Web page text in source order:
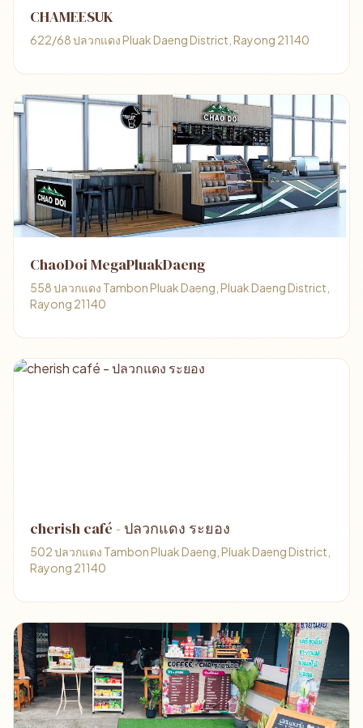
CHAMEESUK
622/68 ปลวกแดง Pluak Daeng District, Rayong 21140
ChaoDoi MegaPluakDaeng
558 ปลวกแดง Tambon Pluak Daeng, Pluak Daeng District,
Rayong 21140
cherish café - ปลวกแดง ระยอง
502 ปลวกแดง Tambon Pluak Daeng, Pluak Daeng District,
Rayong 21140